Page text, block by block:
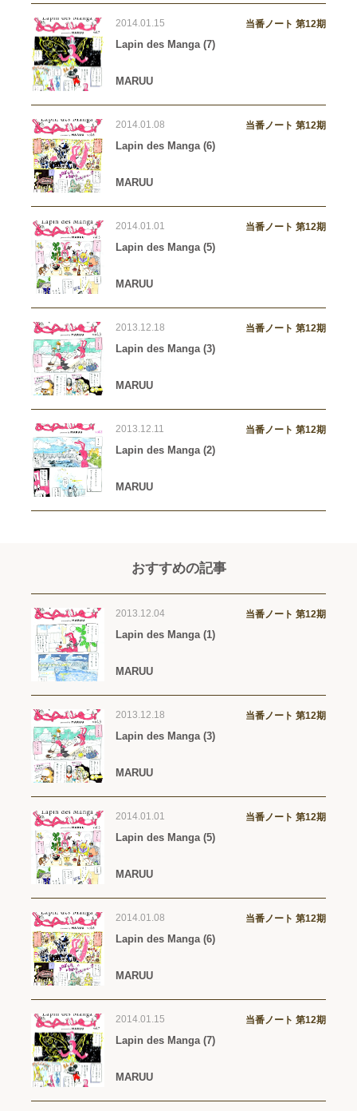
2014.01.15 当番ノート 第12期
Lapin des Manga (7)
MARUU
2014.01.08 当番ノート 第12期
Lapin des Manga (6)
MARUU
2014.01.01 当番ノート 第12期
Lapin des Manga (5)
MARUU
2013.12.18 当番ノート 第12期
Lapin des Manga (3)
MARUU
2013.12.11 当番ノート 第12期
Lapin des Manga (2)
MARUU
おすすめの記事
2013.12.04 当番ノート 第12期
Lapin des Manga (1)
MARUU
2013.12.18 当番ノート 第12期
Lapin des Manga (3)
MARUU
2014.01.01 当番ノート 第12期
Lapin des Manga (5)
MARUU
2014.01.08 当番ノート 第12期
Lapin des Manga (6)
MARUU
2014.01.15 当番ノート 第12期
Lapin des Manga (7)
MARUU